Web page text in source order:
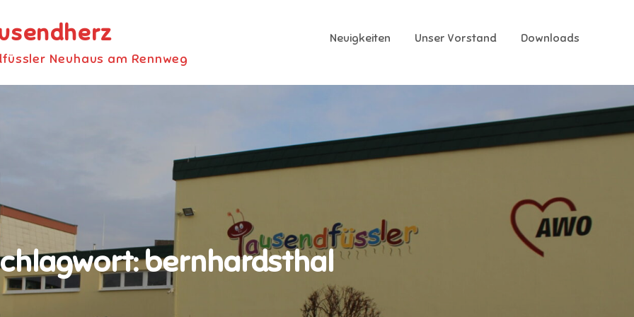
Neuhaus am Rennweg
Neuigkeiten Unser Vorstand Downloads
bernhardsthal